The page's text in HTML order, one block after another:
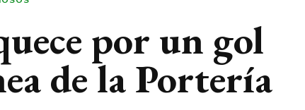
por un gol
de la Portería